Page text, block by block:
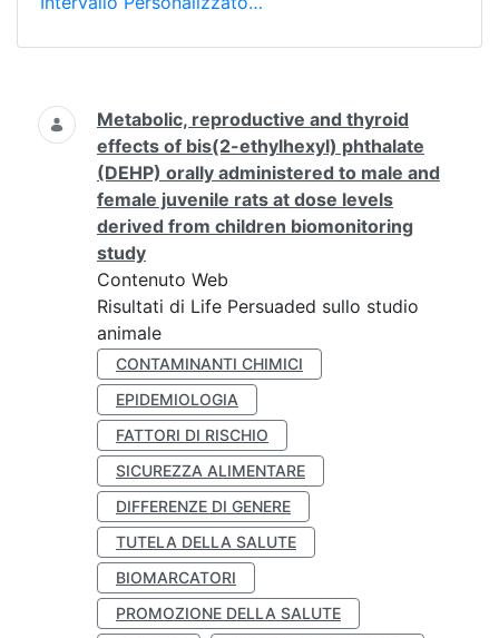
Ricerca
Metabolic, reproductive and thyroid
effects of bis(2-ethylhexyl) phthalate
(DEHP) orally administered to male and
female juvenile rats at dose levels
derived from children biomonitoring
study
Contenuto Web
Risultati di Life Persuaded sullo studio
animale
CONTAMINANTI CHIMICI
EPIDEMIOLOGIA
FATTORI DI RISCHIO
SICUREZZA ALIMENTARE
DIFFERENZE DI GENERE
TUTELA DELLA SALUTE
BIOMARCATORI
PROMOZIONE DELLA SALUTE